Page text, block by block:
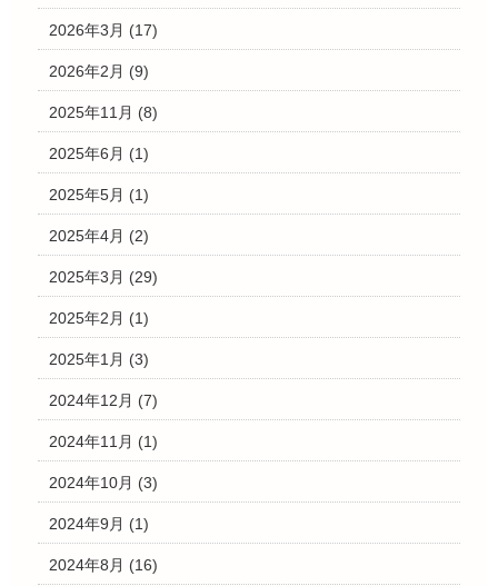
2026年3月 (17)
2026年2月 (9)
2025年11月 (8)
2025年6月 (1)
2025年5月 (1)
2025年4月 (2)
2025年3月 (29)
2025年2月 (1)
2025年1月 (3)
2024年12月 (7)
2024年11月 (1)
2024年10月 (3)
2024年9月 (1)
2024年8月 (16)